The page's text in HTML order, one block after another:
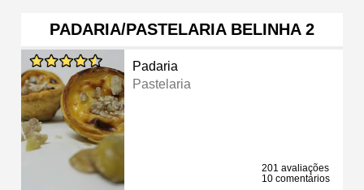
PADARIA/PASTELARIA BELINHA 2
Padaria
Pastelaria
201 avaliações
10 comentários